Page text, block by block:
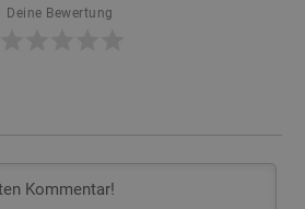
Deine Bewertung